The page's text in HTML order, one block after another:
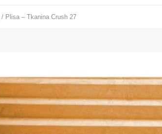
/ Plisa – Tkanina Crush 27